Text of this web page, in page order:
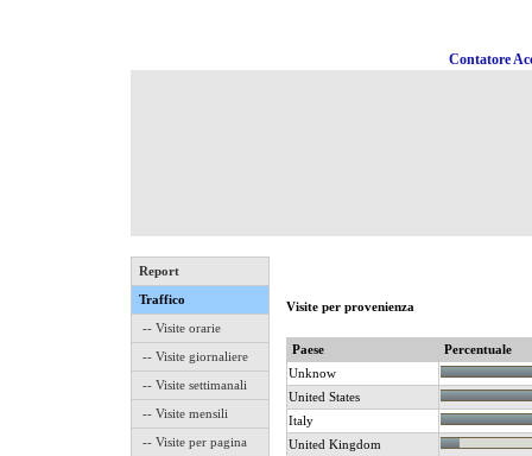
Contatore
Report
Traffico
-- Visite orarie
-- Visite giornaliere
-- Visite settimanali
-- Visite mensili
-- Visite per pagina
Visite per provenienza
Paese
Percentuale
Unknow
United States
Italy
United Kingdom